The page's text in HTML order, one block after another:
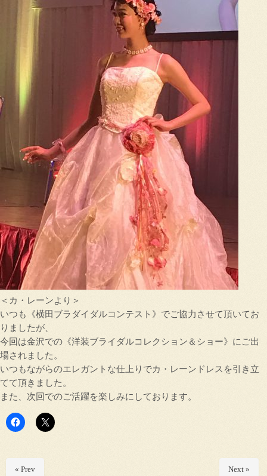
＜カ・レーンより＞
いつも《横田ブラダイダルコンテスト》でご協力させて頂いてお
りましたが、
今回は金沢での《洋装ブライダルコレクション＆ショー》にご出
場されました。
いつもながらのエレガントな仕上りでカ・レーンドレスを引き立
てて頂きました。
また、次回でのご活躍を楽しみにしております。
« Prev Next »